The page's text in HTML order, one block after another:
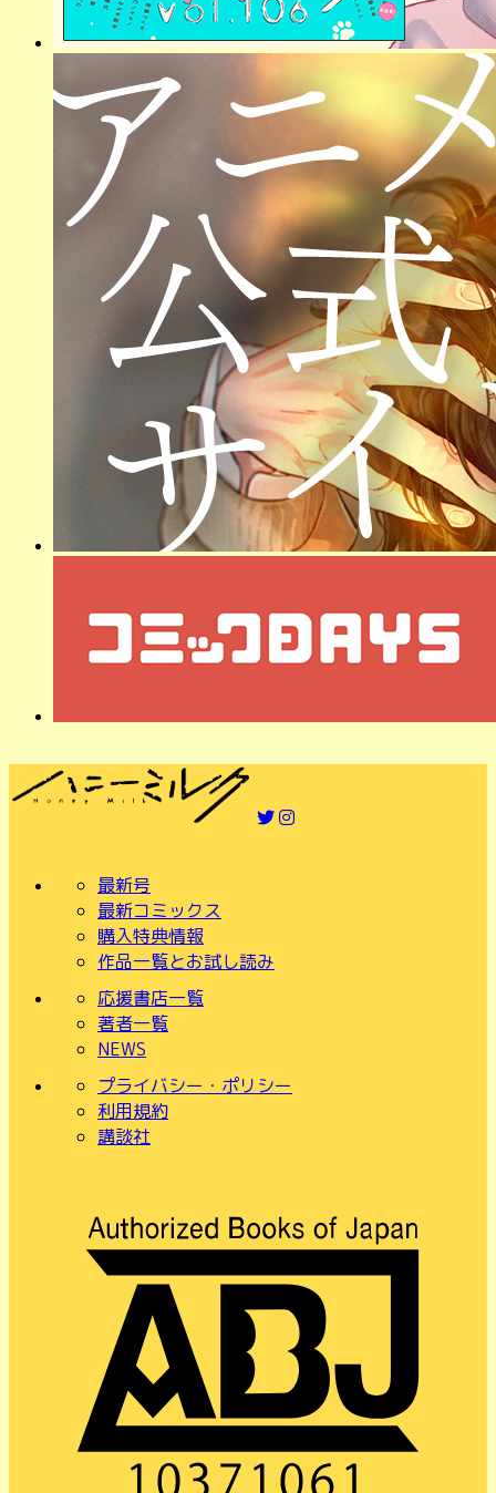
最新号
最新コミックス
購入特典情報
作品一覧とお試し読み
応援書店一覧
著者一覧
NEWS
プライバシー・ポリシー
利用規約
講談社